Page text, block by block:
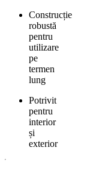
Construcție
robustă
pentru
utilizare
pe
termen
lung
Potrivit
pentru
interior
și
exterior